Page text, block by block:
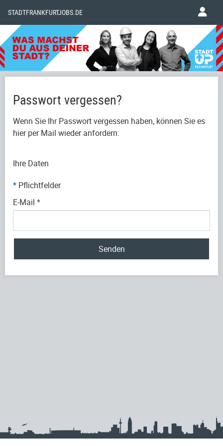
STADTFRANKFURTJOBS.DE
Passwort vergessen?
Wenn Sie Ihr Passwort vergessen haben, können Sie es
hier per Mail wieder anfordern:
Ihre Daten
* Pflichtfelder
E-Mail *
Senden